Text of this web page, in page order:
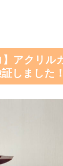
】アクリル
しました！